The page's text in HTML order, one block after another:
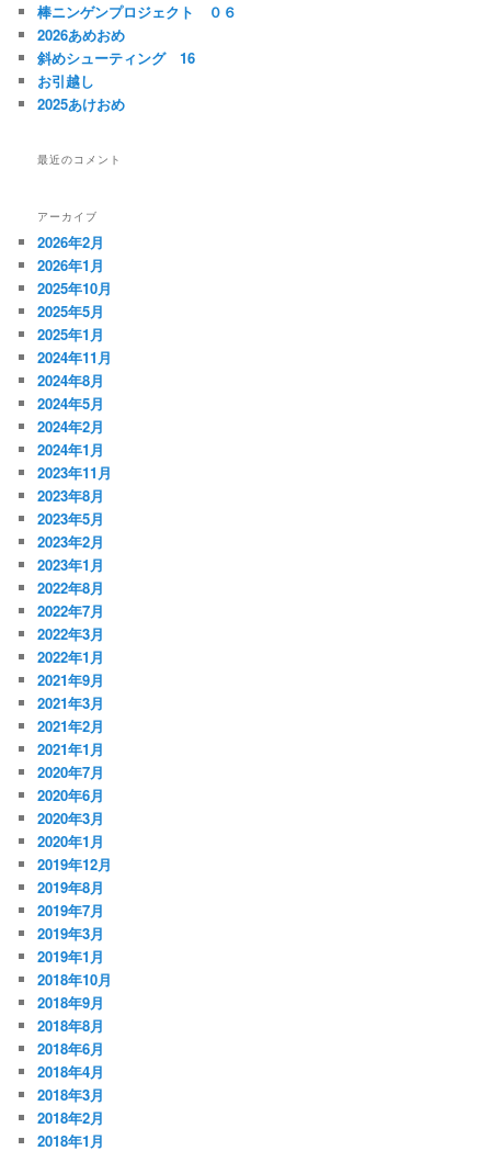
棒ニンゲンプロジェクト ０６
2026あめおめ
斜めシューティング 16
お引越し
2025あけおめ
最近のコメント
アーカイブ
2026年2月
2026年1月
2025年10月
2025年5月
2025年1月
2024年11月
2024年8月
2024年5月
2024年2月
2024年1月
2023年11月
2023年8月
2023年5月
2023年2月
2023年1月
2022年8月
2022年7月
2022年3月
2022年1月
2021年9月
2021年3月
2021年2月
2021年1月
2020年7月
2020年6月
2020年3月
2020年1月
2019年12月
2019年8月
2019年7月
2019年3月
2019年1月
2018年10月
2018年9月
2018年8月
2018年6月
2018年4月
2018年3月
2018年2月
2018年1月